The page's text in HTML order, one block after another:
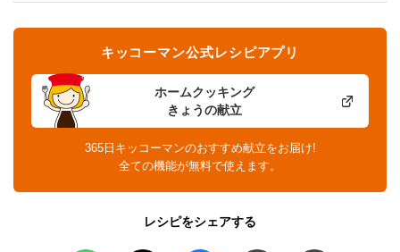
ホームクッキング
きょうの献立
キッコーマン公式レシピアプリ
365日キッコーマンのおすすめ献立をお届け!
全ての機能が無料で使えます。
レシピをシェアする